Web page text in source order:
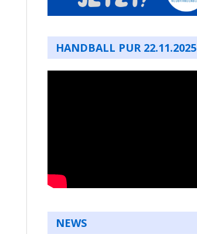
HANDBALL PUR 22.11.2025
NEWS